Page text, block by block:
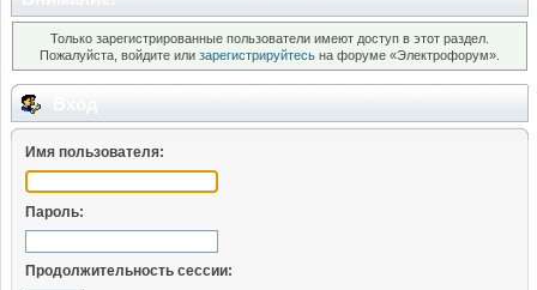
Только зарегистрированные пользователи имеют доступ в этот раздел.
Пожалуйста, войдите или зарегистрируйтесь на форуме «Электрофорум».
Имя пользователя:
Пароль:
Продолжительность сессии: